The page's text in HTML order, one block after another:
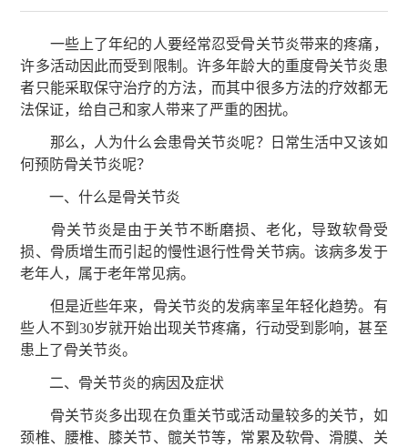
一些上了年纪的人要经常忍受骨关节炎带来的疼痛，
许多活动因此而受到限制。许多年龄大的重度骨关节炎患
者只能采取保守治疗的方法，而其中很多方法的疗效都无
法保证，给自己和家人带来了严重的困扰。
那么，人为什么会患骨关节炎呢？日常生活中又该如
何预防骨关节炎呢？
一、什么是骨关节炎
骨关节炎是由于关节不断磨损、老化，导致软骨受
损、骨质增生而引起的慢性退行性骨关节病。该病多发于
老年人，属于老年常见病。
但是近些年来，骨关节炎的发病率呈年轻化趋势。有
些人不到30岁就开始出现关节疼痛，行动受到影响，甚至
患上了骨关节炎。
二、骨关节炎的病因及症状
骨关节炎多出现在负重关节或活动量较多的关节，如
颈椎、腰椎、膝关节、髋关节等，常累及软骨、滑膜、关